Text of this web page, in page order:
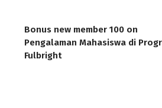
Bonus new member 100 on
Pengalaman Mahasiswa di
Fulbright